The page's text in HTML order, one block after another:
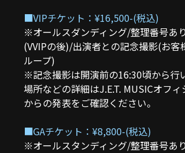
■VIPチケット：¥16,500-(税込)
※オールスダンディング/整理番号あ
(VVIPの後)/出演者との記念撮影(お客
ループ)
※記念撮影は開演前の16:30頃から行
場所などの詳細はJ.E.T. MUSICオフ
からの発表をご確認ください。
■GAチケット：¥8,800-(税込)
※オールスタンディング/整理番号あり